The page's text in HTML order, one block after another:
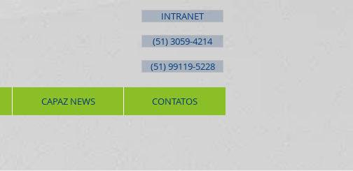
INTRANET
(51) 3059-4214
(51) 99119-5228
CAPAZ NEWS CONTATOS